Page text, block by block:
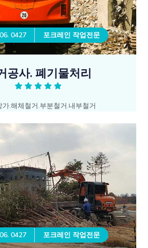
0427 포크레인 작업전문
공사. 폐기물처리
가.해체철거.부분철거.내부철거
0427 포크레인 작업전문